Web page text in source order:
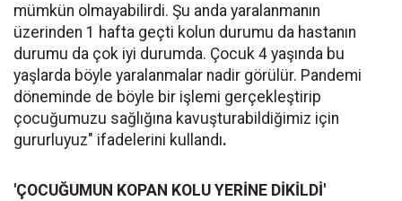
mümkün olmayabilirdi. Şu anda yaralanmanın
üzerinden 1 hafta geçti kolun durumu da hastanın
durumu da çok iyi durumda. Çocuk 4 yaşında bu
yaşlarda böyle yaralanmalar nadir görülür. Pandemi
döneminde de böyle bir işlemi gerçekleştirip
çocuğumuzu sağlığına kavuşturabildiğimiz için
gururluyuz" ifadelerini kullandı.
'ÇOCUĞUMUN KOPAN KOLU YERİNE DİKİLDİ'